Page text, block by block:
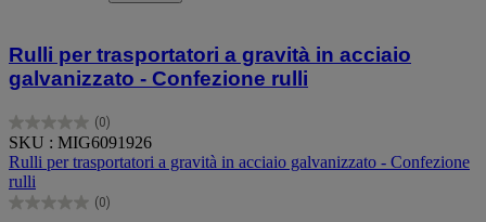
Rulli per trasportatori a gravità in acciaio
galvanizzato - Confezione rulli
(0)
0.0
su
5
stelle.
SKU : MIG6091926
Rulli per trasportatori a gravità in acciaio galvanizzato - Confezione
rulli
(0)
0.0